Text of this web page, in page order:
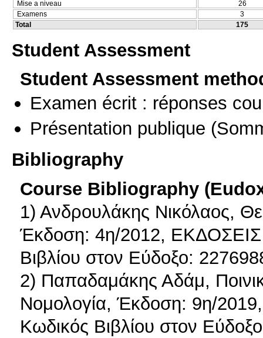
Mise a niveau
26
Examens
3
Total
175
Student Assessment
Student Assessment
Examen écrit : réponses
Présentation publique
Bibliography
Course Bibliography
1) Ανδρουλάκης Νικόλαος,
Έκδοση: 4η/2012,
Βιβλίου στον Εύδοξο:
2) Παπαδαμάκης Αδάμ,
Νομολογία, Έκδοση: 9η/
Κωδικός Βιβλίου στον